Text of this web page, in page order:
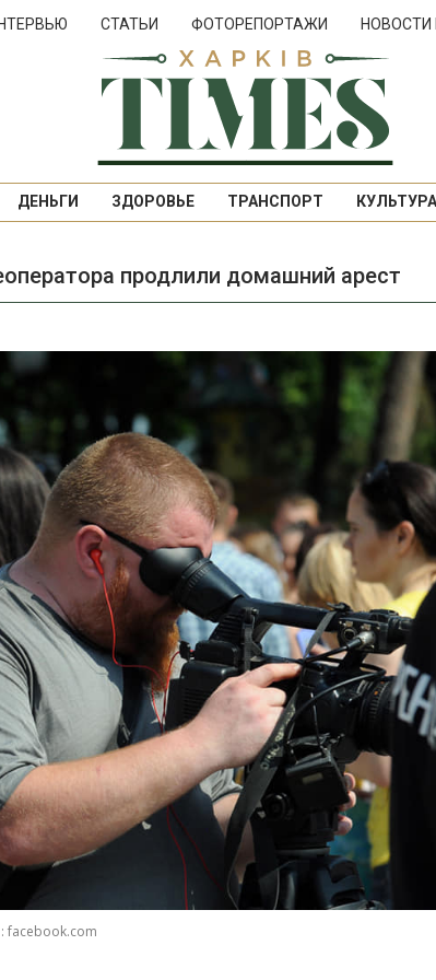
СТАТЬИ ФОТОРЕПОРТАЖИ
ДЕНЬГИ ЗДОРОВЬЕ ТРАНСПОРТ КУЛЬТУРА
продлили домашний арест
facebook.com